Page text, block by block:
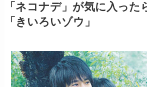
「ネコナデ」が気に入った
「きいろいゾウ」